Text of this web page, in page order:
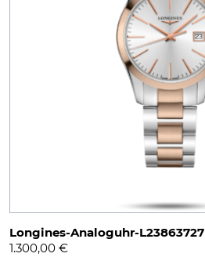
Longines-Analoguhr-L23863727
1.300,00 €